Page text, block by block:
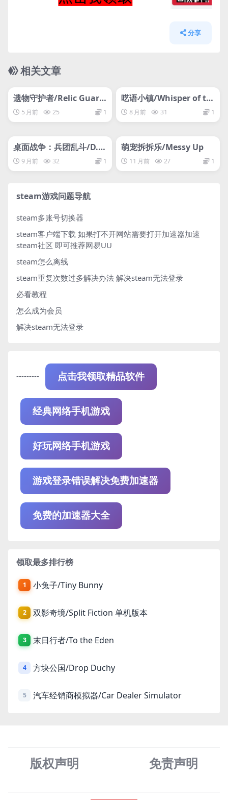
分享
相关文章
遗物守护者/Relic Guardi
an – Tower Defense
5 月前 25 1
呓语小镇/Whisper of th
e House
8 月前 31 1
桌面战争：兵团乱斗/D.O.
T. Defence
9 月前 32 1
萌宠拆拆乐/Messy Up
11 月前 27 1
steam游戏问题导航
steam多账号切换器
steam客户端下载 如果打不开网站需要打开加速器加速
steam社区 即可推荐网易UU
steam怎么离线
steam重复次数过多解决办法 解决steam无法登录
必看教程
怎么成为会员
解决steam无法登录
--------- 点击我领取精品软件
经典网络手机游戏
好玩网络手机游戏
游戏登录错误解决免费加速器
免费的加速器大全
领取最多排行榜
1 小兔子/Tiny Bunny
2 双影奇境/Split Fiction 单机版本
3 末日行者/To the Eden
4 方块公国/Drop Duchy
5 汽车经销商模拟器/Car Dealer Simulator
版权声明 免责声明